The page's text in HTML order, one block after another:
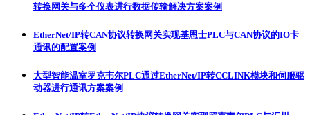
转换网关与多个仪表进行数据传输解决方案案例
EtherNet/IP转CAN协议转换网关实现基恩士PLC与CAN协议的IO卡
通讯的配置案例
大型智能温室罗克韦尔PLC通过EtherNet/IP转CCLINK模块和伺服驱
动器进行通讯方案案例